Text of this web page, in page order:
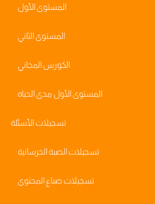
المستوى الأول
المستوى الثاني
الكورس المجاني
المستوى الأول مدى الحياه
تسجيلات الأسئلة
تسجيلات الصبة الخرسانية
تسجيلات صناع المحتوى